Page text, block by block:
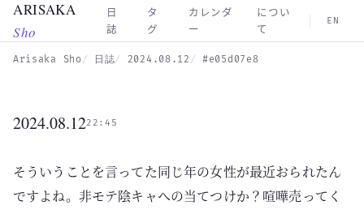
Skip to main content
ARISAKA
Sho
日
誌
タ
グ
カレンダ
ー
につい
て
EN
Arisaka Sho 日誌 2024.08.12 #e05d07e8
2024.08.1222:45
そういうことを言ってた同じ年の女性が最近おられたん
ですよね。非モテ陰キャへの当てつけか？喧嘩売ってく